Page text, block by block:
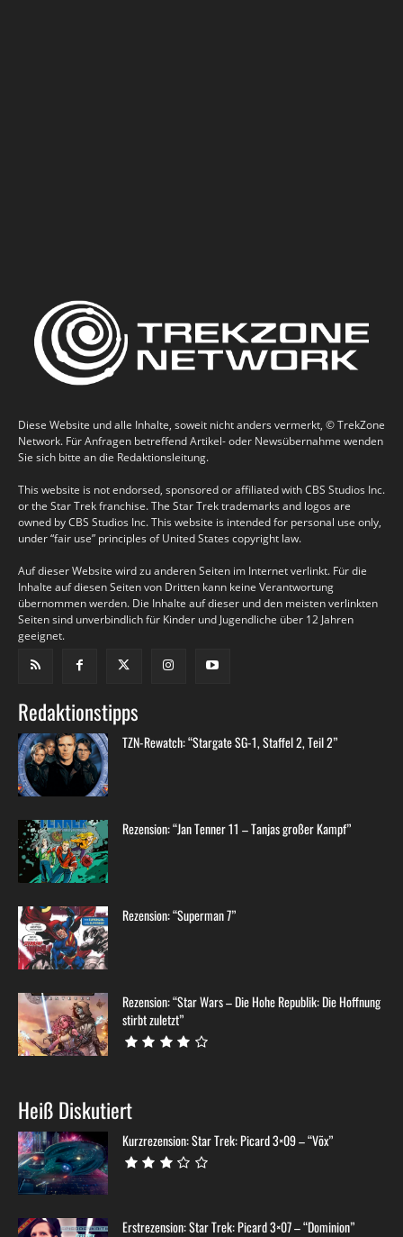
Diese Website und alle Inhalte, soweit nicht anders vermerkt, © TrekZone
Network. Für Anfragen betreffend Artikel- oder Newsübernahme wenden
Sie sich bitte an die Redaktionsleitung.
This website is not endorsed, sponsored or affiliated with CBS Studios Inc.
or the Star Trek franchise. The Star Trek trademarks and logos are
owned by CBS Studios Inc. This website is intended for personal use only,
under “fair use” principles of United States copyright law.
Auf dieser Website wird zu anderen Seiten im Internet verlinkt. Für die
Inhalte auf diesen Seiten von Dritten kann keine Verantwortung
übernommen werden. Die Inhalte auf dieser und den meisten verlinkten
Seiten sind unverbindlich für Kinder und Jugendliche über 12 Jahren
geeignet.
Redaktionstipps
TZN-Rewatch: “Stargate SG-1, Staffel 2, Teil 2”
Rezension: “Jan Tenner 11 – Tanjas großer Kampf”
Rezension: “Superman 7”
Rezension: “Star Wars – Die Hohe Republik: Die Hoffnung
stirbt zuletzt”
Heiß Diskutiert
Kurzrezension: Star Trek: Picard 3×09 – “Võx”
Erstrezension: Star Trek: Picard 3×07 – “Dominion”